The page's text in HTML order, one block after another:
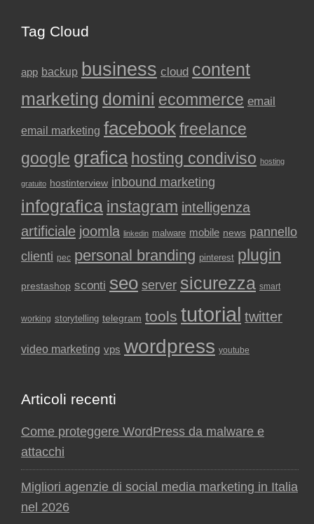
Tag Cloud
app backup business cloud content
marketing domini ecommerce email
email marketing facebookfreelance
google grafica hosting condiviso hosting
gratuito hostinterview inbound marketing
infografica instagram intelligenza
artificiale joomla linkedin malware mobile news pannello
clienti pec personal branding pinterest plugin
prestashop sconti seo server sicurezza smart
working storytelling telegram tools tutorial twitter
video marketing vps wordpress youtube
Articoli recenti
Come proteggere WordPress da malware e
attacchi
Migliori agenzie di social media marketing in Italia
nel 2026